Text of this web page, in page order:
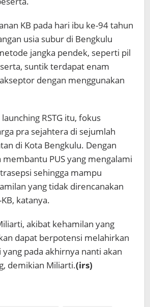
KB pada hari ibu ke-94 tahun
usia subur di Bengkulu
jangka pendek, seperti pil
suntik terdapat enam
dengan menggunakan
RSTG itu, fokus
pra sejahtera di sejumlah
di Kota Bengkulu. Dengan
PUS yang mengalami
sehingga mampu
yang tidak direncanakan
katanya.
akibat kehamilan yang
dapat berpotensi melahirkan
yang pada akhirnya nanti akan
demikian Miliarti.(irs)